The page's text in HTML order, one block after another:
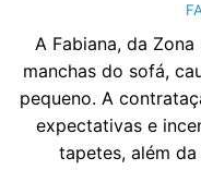
A Fabiana, da
manchas do sofá,
pequeno. A
expectativas e
tapetes, além